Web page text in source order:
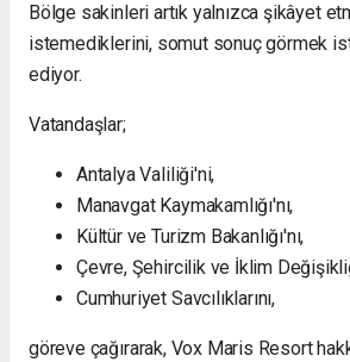
Bölge sakinleri artık yalnızca şikâyet
istemediklerini, somut sonuç görmek
ediyor.
Vatandaşlar;
Antalya Valiliği'ni,
Manavgat Kaymakamlığı'nı,
Kültür ve Turizm Bakanlığı'nı,
Çevre, Şehircilik ve İklim
Cumhuriyet Savcılıklarını,
göreve çağırarak, Vox Maris Resort